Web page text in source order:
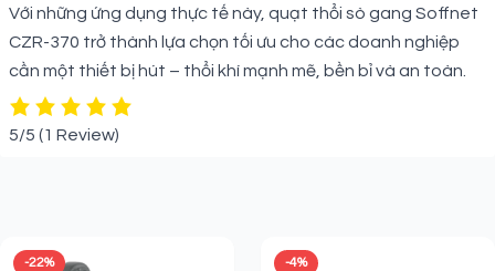
Với những ứng dụng thực tế này, quạt thổi sò gang Soffnet
CZR-370 trở thành lựa chọn tối ưu cho các doanh nghiệp
cần một thiết bị hút – thổi khí mạnh mẽ, bền bỉ và an toàn.
5/5 (1 Review)
-22% -4%